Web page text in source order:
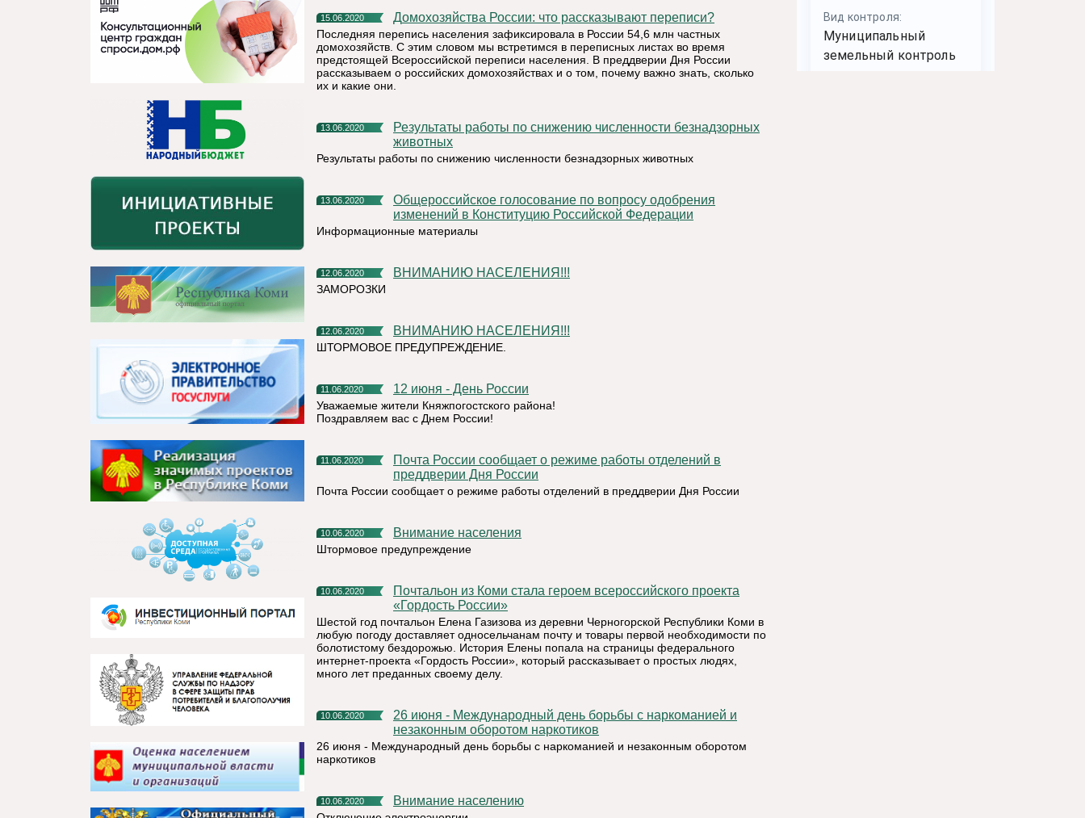
15.06.2020 Домохозяйства России: что рассказывают переписи?
Последняя перепись населения зафиксировала в России 54,6 млн частных
домохозяйств. С этим словом мы встретимся в переписных листах во время
предстоящей Всероссийской переписи населения. В преддверии Дня России
рассказываем о российских домохозяйствах и о том, почему важно знать, сколько
их и какие они.
13.06.2020
Результаты работы по снижению численности безнадзорных
животных
Результаты работы по снижению численности безнадзорных животных
13.06.2020
Общероссийское голосование по вопросу одобрения
изменений в Конституцию Российской Федерации
Информационные материалы
12.06.2020 ВНИМАНИЮ НАСЕЛЕНИЯ!!!
ЗАМОРОЗКИ
12.06.2020 ВНИМАНИЮ НАСЕЛЕНИЯ!!!
ШТОРМОВОЕ ПРЕДУПРЕЖДЕНИЕ.
11.06.2020 12 июня - День России
Уважаемые жители Княжпогостского района!
Поздравляем вас с Днем России!
11.06.2020
Почта России сообщает о режиме работы отделений в
преддверии Дня России
Почта России сообщает о режиме работы отделений в преддверии Дня России
10.06.2020 Внимание населения
Штормовое предупреждение
10.06.2020
Почтальон из Коми стала героем всероссийского проекта
«Гордость России»
Шестой год почтальон Елена Газизова из деревни Черногорской Республики Коми в
любую погоду доставляет односельчанам почту и товары первой необходимости по
болотистому бездорожью. История Елены попала на страницы федерального
интернет-проекта «Гордость России», который рассказывает о простых людях,
много лет преданных своему делу.
10.06.2020
26 июня - Международный день борьбы с наркоманией и
незаконным оборотом наркотиков
26 июня - Международный день борьбы с наркоманией и незаконным оборотом
наркотиков
10.06.2020 Внимание населению